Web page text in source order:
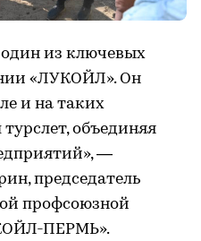
из ключевых
«ЛУКОЙЛ». Он
и на таких
объединяя
—
председатель
профсоюзной
ПЕРМЬ».